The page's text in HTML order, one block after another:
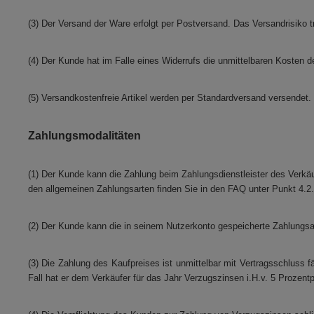
(3) Der Versand der Ware erfolgt per Postversand. Das Versandrisiko
(4) Der Kunde hat im Falle eines Widerrufs die unmittelbaren Kosten
(5) Versandkostenfreie Artikel werden per Standardversand versendet.
Zahlungsmodalitäten
(1) Der Kunde kann die Zahlung beim Zahlungsdienstleister des
den allgemeinen Zahlungsarten finden Sie in den FAQ unter Punkt 4.2.
(2) Der Kunde kann die in seinem Nutzerkonto gespeicherte
(3) Die Zahlung des Kaufpreises ist unmittelbar mit Vertragsschluss
Fall hat er dem Verkäufer für das Jahr Verzugszinsen i.H.v. 5